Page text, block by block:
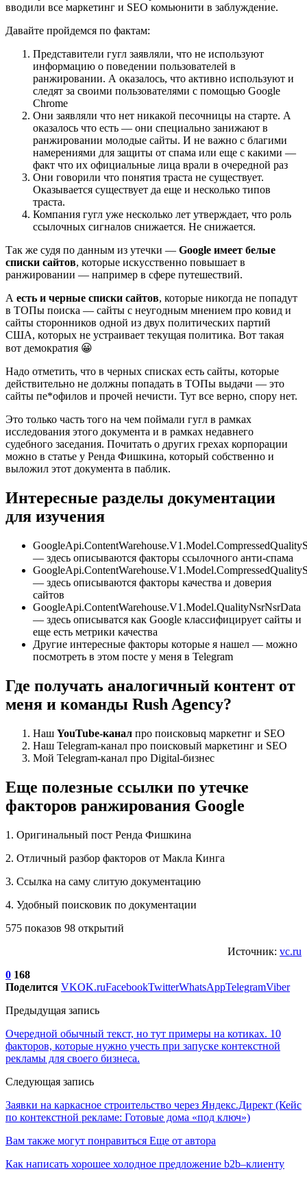
вводили все маркетинг и SEO комьюнити в заблуждение.
Давайте пройдемся по фактам:
Представители гугл заявляли, что не используют
информацию о поведении пользователей в
ранжировании. А оказалось, что активно используют и
следят за своими пользователями с помощью Google
Chrome
Они заявляли что нет никакой песочницы на старте. А
оказалось что есть — они специально занижают в
ранжировании молодые сайты. И не важно с благими
намерениями для защиты от спама или еще с какими —
факт что их официальные лица врали в очередной раз
Они говорили что понятия траста не существует.
Оказывается существует да еще и несколько типов
траста.
Компания гугл уже несколько лет утверждает, что роль
ссылочных сигналов снижается. Не снижается.
Так же судя по данным из утечки — Google имеет белые
списки сайтов, которые искусственно повышает в
ранжировании — например в сфере путешествий.
А есть и черные списки сайтов, которые никогда не попадут
в ТОПы поиска — сайты с неугодным мнением про ковид и
сайты сторонников одной из двух политических партий
США, которых не устраивает текущая политика. Вот такая
вот демократия 😀
Надо отметить, что в черных списках есть сайты, которые
действительно не должны попадать в ТОПы выдачи — это
сайты пе*офилов и прочей нечисти. Тут все верно, спору нет.
Это только часть того на чем поймали гугл в рамках
исследования этого документа и в рамках недавнего
судебного заседания. Почитать о других грехах корпорации
можно в статье у Ренда Фишкина, который собственно и
выложил этот документа в паблик.
Интересные разделы документации
для изучения
— здесь описываются факторы ссылочного анти-спама
— здесь описываются факторы качества и доверия
сайтов
GoogleApi.ContentWarehouse.V1.Model.QualityNsrNsrData
— здесь описыватся как Google классифицирует сайты и
еще есть метрики качества
Другие интересные факторы которые я нашел — можно
посмотреть в этом посте у меня в Telegram
Где получать аналогичный контент от
меня и команды Rush Agency?
Наш YouTube-канал про поисковыq маркетнг и SEO
Наш Telegram-канал про поисковый маркетинг и SEO
Мой Telegram-канал про Digital-бизнес
Еще полезные ссылки по утечке
факторов ранжирования Google
1. Оригинальный пост Ренда Фишкина
2. Отличный разбор факторов от Макла Кинга
3. Ссылка на саму слитую документацию
4. Удобный поисковик по документации
575 показов 98 открытий
Источник: vc.ru
0 168
Поделится VKOK.ruFacebookTwitterWhatsAppTelegramViber
Предыдущая запись
Очередной обычный текст, но тут примеры на котиках. 10
факторов, которые нужно учесть при запуске контекстной
рекламы для своего бизнеса.
Следующая запись
Заявки на каркасное строительство через Яндекс.Директ (Кейс
по контекстной рекламе: Готовые дома «под ключ»)
Вам также могут понравиться Еще от автора
Как написать хорошее холодное предложение b2b–клиенту